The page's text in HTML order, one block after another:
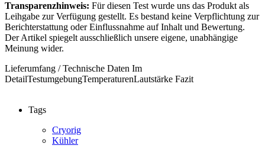
Transparenzhinweis: Für diesen Test wurde uns das Produkt als
Leihgabe zur Verfügung gestellt. Es bestand keine Verpflichtung zur
Berichterstattung oder Einflussnahme auf Inhalt und Bewertung.
Der Artikel spiegelt ausschließlich unsere eigene, unabhängige
Meinung wider.
Lieferumfang / Technische Daten Im
DetailTestumgebungTemperaturenLautstärke Fazit
Tags
Cryorig
Kühler